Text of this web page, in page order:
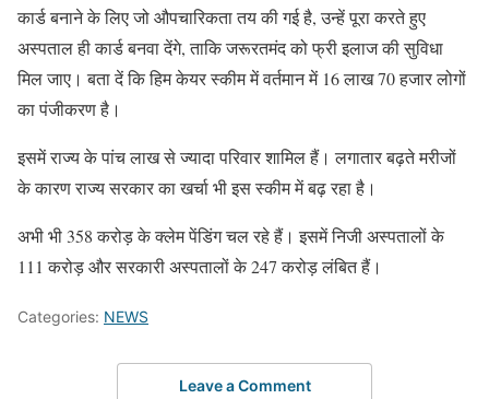
कार्ड बनाने के लिए जो औपचारिकता तय की गई है, उन्हें पूरा करते हुए
अस्पताल ही कार्ड बनवा देंगे, ताकि जरूरतमंद को फ्री इलाज की सुविधा
मिल जाए। बता दें कि हिम केयर स्कीम में वर्तमान में 16 लाख 70 हजार लोगों
का पंजीकरण है।
इसमें राज्य के पांच लाख से ज्यादा परिवार शामिल हैं। लगातार बढ़ते मरीजों
के कारण राज्य सरकार का खर्चा भी इस स्कीम में बढ़ रहा है।
अभी भी 358 करोड़ के क्लेम पेंडिंग चल रहे हैं। इसमें निजी अस्पतालों के
111 करोड़ और सरकारी अस्पतालों के 247 करोड़ लंबित हैं।
Categories: NEWS
Leave a Comment